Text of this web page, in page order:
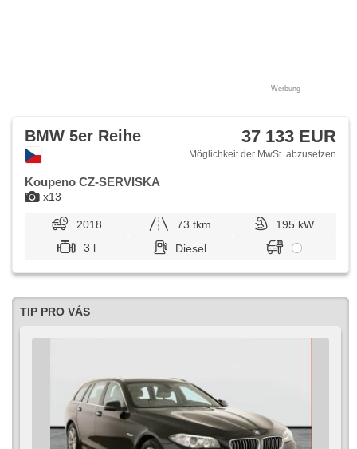
Werbung
x13
BMW 5er Reihe 37 133 EUR
Möglichkeit der MwSt. abzusetzen
Koupeno CZ-SERVISKA
2018 73 tkm
195 kW
3 l
Diesel
TIP PRO VÁS